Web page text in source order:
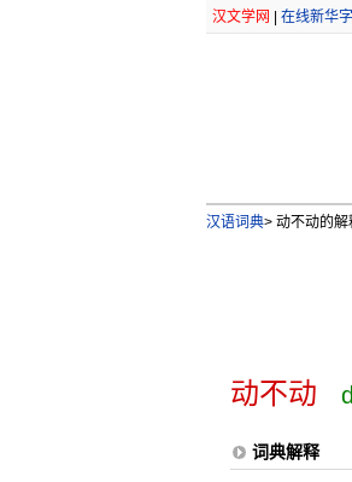
汉文学网 在线新华
汉语词典>动不动的解
动不动
词典解释